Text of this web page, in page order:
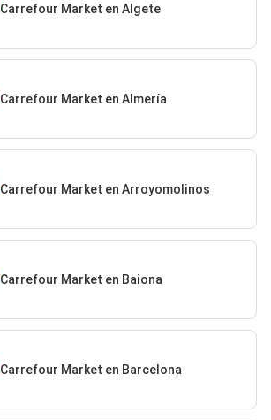
Carrefour Market en Algete
Carrefour Market en Almería
Carrefour Market en Arroyomolinos
Carrefour Market en Baiona
Carrefour Market en Barcelona